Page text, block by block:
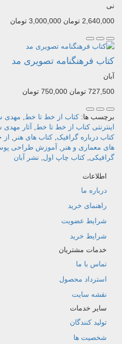
نی
2,640,000 تومان
3,000,000 تومان
کتاب فرهنگنامه تصویری مد
آبان
727,500 تومان
750,000 تومان
برچسب ها: کتاب از خط تا خط مهدی
اینترنتی کتاب از خط تا خط
آثار
کتاب درباره گرافیک کتاب های هنر
های معماری و هنر
آموزش طراحی
گرافیکی کتاب چاپ اول نشر آبان
اطلاعات
درباره ما
راهنمای خرید
شرایط عضویت
شرایط خرید
خدمات مشتریان
تماس با ما
استرداد محصول
نقشه سایت
سایر خدمات
تولید کنندگان
شخصیت ها